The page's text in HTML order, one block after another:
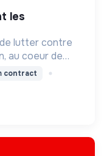
lutter contre
au coeur de
contract